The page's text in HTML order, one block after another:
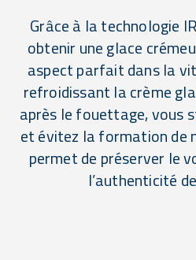
Grâce à la technologie
obtenir une glace
aspect parfait dans la
refroidissant la crème
après le fouettage, vous
et évitez la formation de
permet de préserver le
l’authenticité